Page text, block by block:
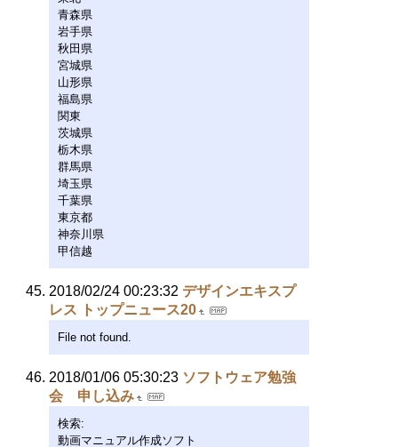
青森県
岩手県
秋田県
宮城県
山形県
福島県
関東
茨城県
栃木県
群馬県
埼玉県
千葉県
東京都
神奈川県
甲信越
2018/02/24 00:23:32 デザインエキスプ
レス トップニュース20
File not found.
2018/01/06 05:30:23 ソフトウェア勉強
会 申し込み
検索:
動画マニュアル作成ソフト